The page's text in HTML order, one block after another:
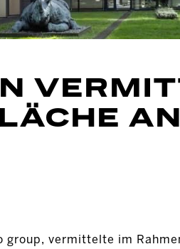
group, vermittelte im